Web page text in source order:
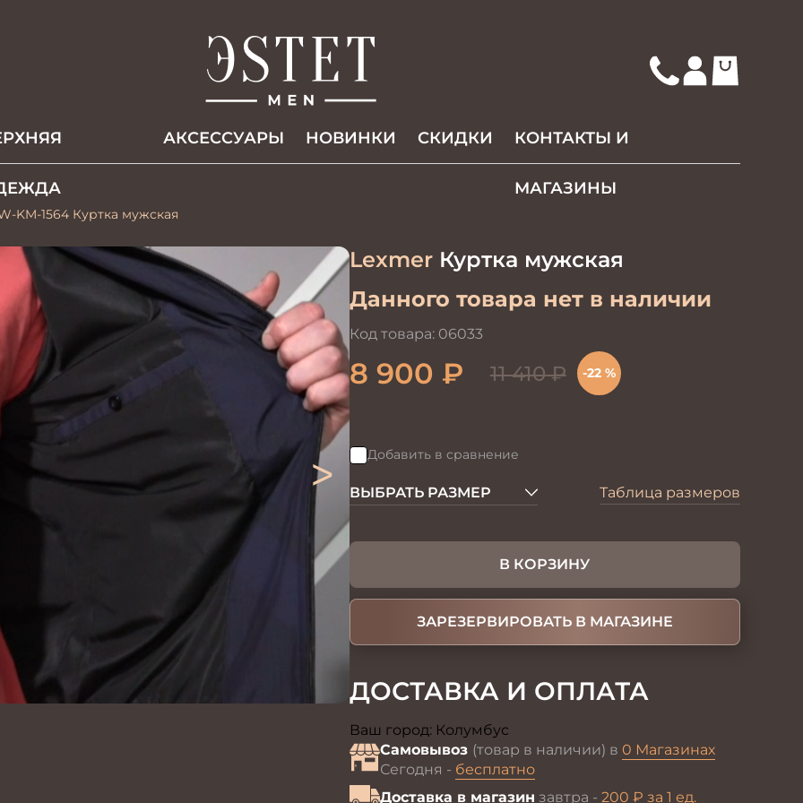
АКCЕССУАРЫ НОВИНКИ СКИДКИ КОНТАКТЫ И
МАГАЗИНЫ
KM-1564 Куртка мужская
>
LexmerКуртка мужская
Данного товара нет в наличии
Код товара: 06033
8 900 ₽ 11 410₽ -22 %
Добавить в сравнение
ВЫБРАТЬ РАЗМЕР Таблица размеров
В КОРЗИНУ
ЗАРЕЗЕРВИРОВАТЬ В МАГАЗИНЕ
ДОСТАВКА И ОПЛАТА
Ваш город: Колумбус
Самовывоз (товар в наличии) в 0 Магазинах
Сегодня - бесплатно
Доставка в магазин завтра - 200 ₽ за 1 ед.